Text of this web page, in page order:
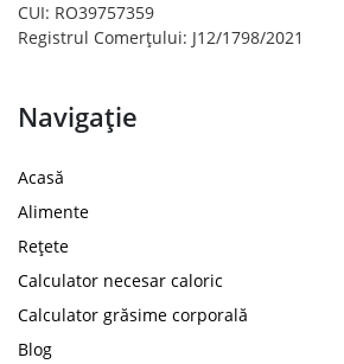
CUI: RO39757359
Registrul Comerțului: J12/1798/2021
Navigație
Acasă
Alimente
Rețete
Calculator necesar caloric
Calculator grăsime corporală
Blog